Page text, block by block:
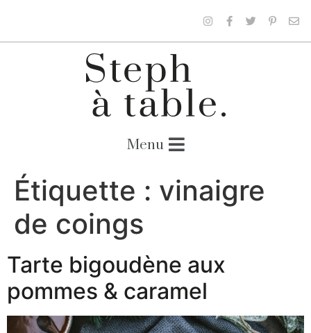
Étiquette : vinaigre
de coings
Tarte bigoudène aux
pommes & caramel